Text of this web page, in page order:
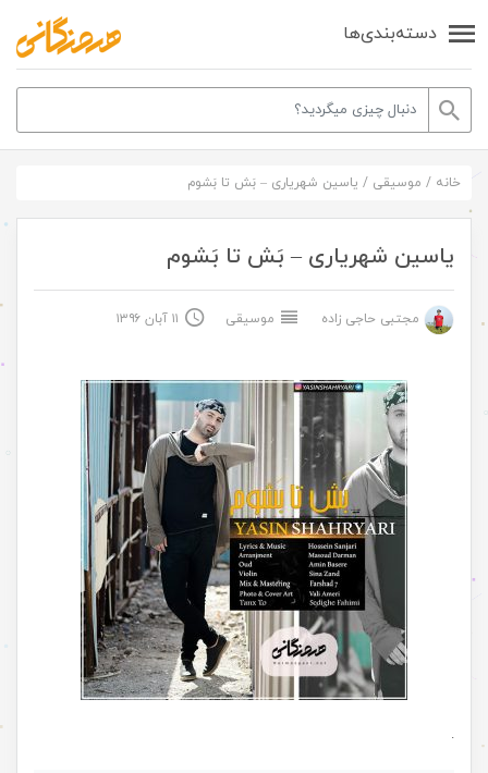
دسته‌بندی‌ها
خانه / موسیقی / یاسین شهریاری – بَش تا بَشوم
یاسین شهریاری – بَش تا بَشوم
مجتبی حاجی زاده موسیقی ۱۱ آبان ۱۳۹۶
.